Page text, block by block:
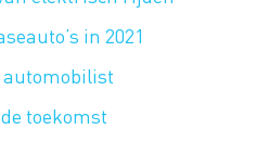
in 2021
automobilist
toekomst